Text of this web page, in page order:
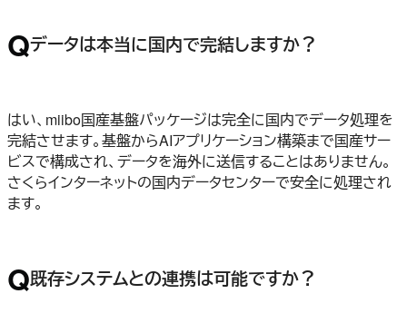
Qデータは本当に国内で完結しますか？
はい、miibo国産基盤パッケージは完全に国内でデータ処理を
完結させます。基盤からAIアプリケーション構築まで国産サー
ビスで構成され、データを海外に送信することはありません。
さくらインターネットの国内データセンターで安全に処理され
ます。
Q既存システムとの連携は可能ですか？